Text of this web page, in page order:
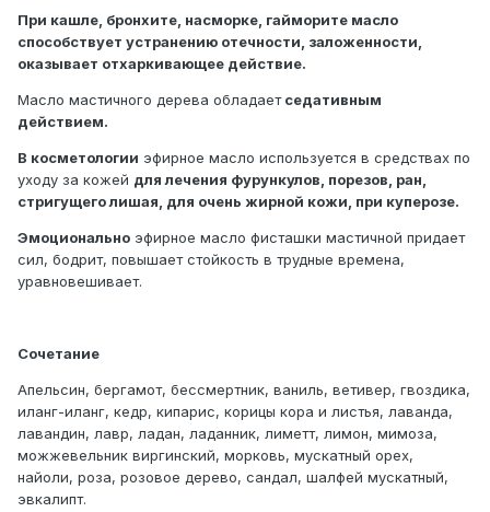
При кашле, бронхите, насморке, гайморите масло
способствует устранению отечности, заложенности,
оказывает отхаркивающее действие.
Масло мастичного дерева обладаетседативным
действием.
В косметологии эфирное масло используется в средствах по
уходу за кожей для лечения фурункулов, порезов, ран,
стригущего лишая, для очень жирной кожи, при куперозе.
Эмоционально эфирное масло фисташки мастичной придает
сил, бодрит, повышает стойкость в трудные времена,
уравновешивает.
Сочетание
Апельсин, бергамот, бессмертник, ваниль, ветивер, гвоздика,
иланг-иланг, кедр, кипарис, корицы кора и листья, лаванда,
лавандин, лавр, ладан, ладанник, лиметт, лимон, мимоза,
можжевельник виргинский, морковь, мускатный орех,
найоли, роза, розовое дерево, сандал, шалфей мускатный,
эвкалипт.